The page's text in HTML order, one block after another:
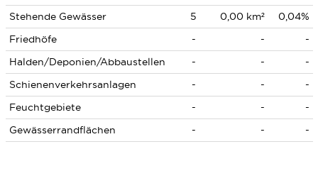
Stehende Gewässer
5 0,00 km²
0,04%
Friedhöfe
- -
-
Halden/Deponien/Abbaustellen
- -
-
Schienenverkehrsanlagen
- -
-
Feuchtgebiete
- -
-
Gewässerrandflächen
- - -